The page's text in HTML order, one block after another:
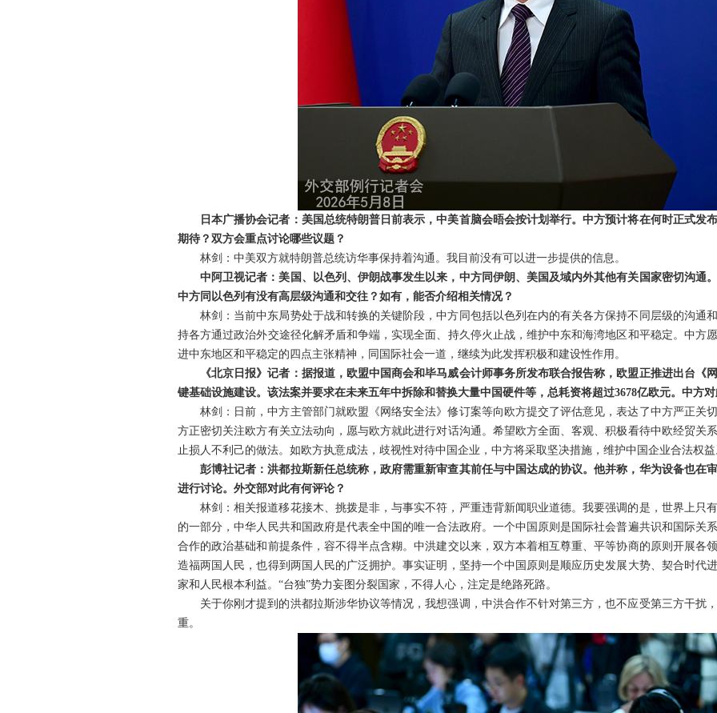
日本广播协会记者：美国总统特朗普日前表示，中美首脑会晤会按计划举行。中方预计将在何时正式发
期待？双方会重点讨论哪些议题？
林剑：中美双方就特朗普总统访华事保持着沟通。我目前没有可以进一步提供的信息。
中阿卫视记者：美国、以色列、伊朗战事发生以来，中方同伊朗、美国及域内外其他有关国家密切沟通
中方同以色列有没有高层级沟通和交往？如有，能否介绍相关情况？
林剑：当前中东局势处于战和转换的关键阶段，中方同包括以色列在内的有关各方保持不同层级的沟通
持各方通过政治外交途径化解矛盾和争端，实现全面、持久停火止战，维护中东和海湾地区和平稳定。中方
进中东地区和平稳定的四点主张精神，同国际社会一道，继续为此发挥积极和建设性作用。
《北京日报》记者：据报道，欧盟中国商会和毕马威会计师事务所发布联合报告称，欧盟正推进出台《
键基础设施建设。该法案并要求在未来五年中拆除和替换大量中国硬件等，总耗资将超过3678亿欧元。中方
林剑：日前，中方主管部门就欧盟《网络安全法》修订案等向欧方提交了评估意见，表达了中方严正关
方正密切关注欧方有关立法动向，愿与欧方就此进行对话沟通。希望欧方全面、客观、积极看待中欧经贸关
止损人不利己的做法。如欧方执意成法，歧视性对待中国企业，中方将采取坚决措施，维护中国企业合法权
彭博社记者：洪都拉斯新任总统称，政府需重新审查其前任与中国达成的协议。他并称，华为设备也在
进行讨论。外交部对此有何评论？
林剑：相关报道移花接木、挑拨是非，与事实不符，严重违背新闻职业道德。我要强调的是，世界上只
的一部分，中华人民共和国政府是代表全中国的唯一合法政府。一个中国原则是国际社会普遍共识和国际关
合作的政治基础和前提条件，容不得半点含糊。中洪建交以来，双方本着相互尊重、平等协商的原则开展各
造福两国人民，也得到两国人民的广泛拥护。事实证明，坚持一个中国原则是顺应历史发展大势、契合时代
家和人民根本利益。“台独”势力妄图分裂国家，不得人心，注定是绝路死路。
关于你刚才提到的洪都拉斯涉华协议等情况，我想强调，中洪合作不针对第三方，也不应受第三方干扰
重。